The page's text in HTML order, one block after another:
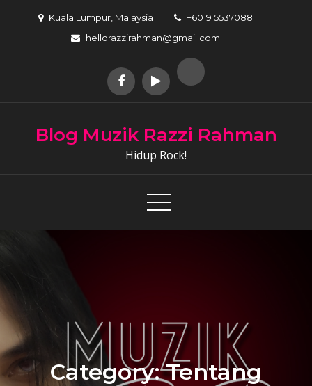
Kuala Lumpur, Malaysia
+6019 5537088
hellorazzirahman@gmail.com
Blog Muzik Razzi Rahman
Hidup Rock!
Category:Tentang